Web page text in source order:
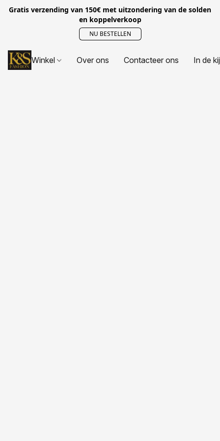
Gratis verzending van 150€ met uitzondering van de solden
en koppelverkoop
NU BESTELLEN
Winkel Over ons Contacteer ons In de